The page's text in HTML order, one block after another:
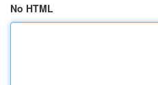
No HTML